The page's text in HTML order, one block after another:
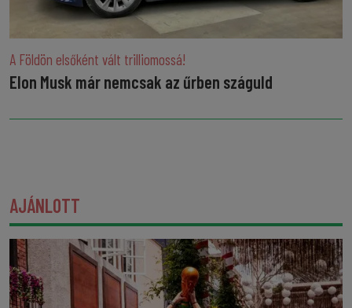
A Földön elsőként vált trilliomossá!
Elon Musk már nemcsak az űrben száguld
AJÁNLOTT